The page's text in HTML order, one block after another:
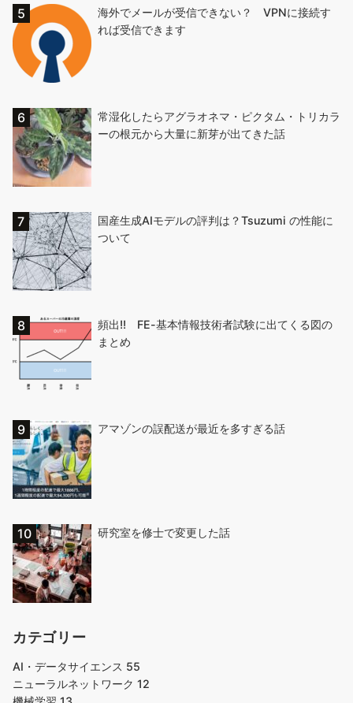
海外でメールが受信できない？ VPNに接続す
れば受信できます
常湿化したらアグラオネマ・ピクタム・トリカラ
ーの根元から大量に新芽が出てきた話
国産生成AIモデルの評判は？Tsuzumi の性能に
ついて
頻出!! FE-基本情報技術者試験に出てくる図の
まとめ
アマゾンの誤配送が最近を多すぎる話
研究室を修士で変更した話
カテゴリー
AI・データサイエンス 55
ニューラルネットワーク 12